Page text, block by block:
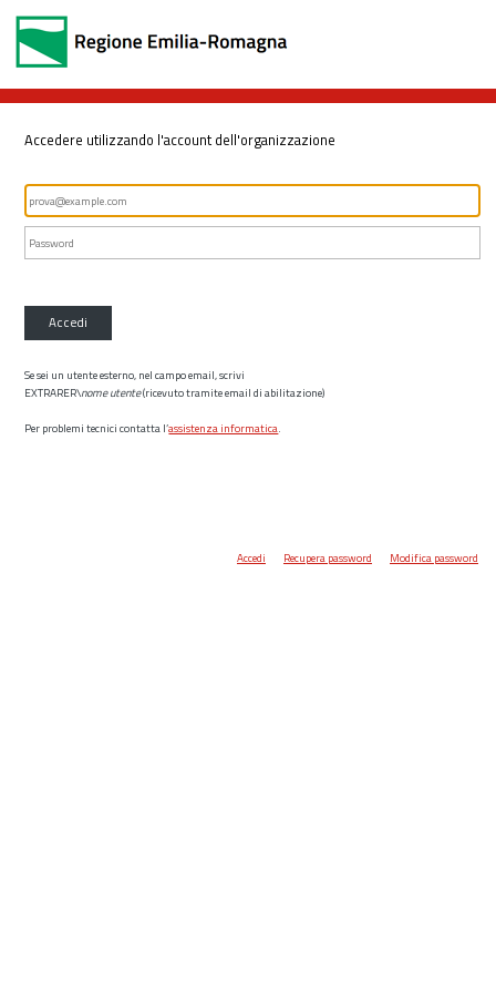
Accedere utilizzando l'account dell'organizzazione
Accedi
Se sei un utente esterno, nel campo email, scrivi
EXTRARER\nome utente(ricevuto tramite email di abilitazione)
Per problemi tecnici contatta l’assistenza informatica.
Accedi Recupera password Modifica password